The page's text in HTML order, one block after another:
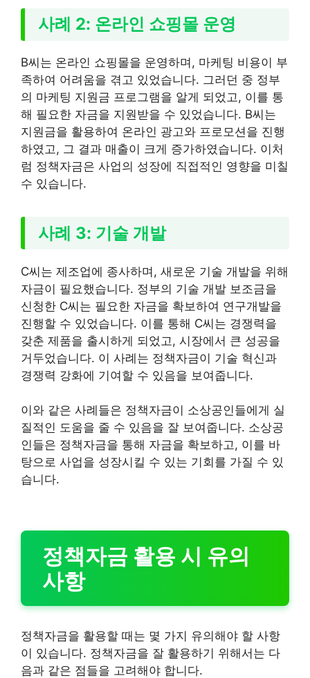
사례 2: 온라인 쇼핑몰 운영
B씨는 온라인 쇼핑몰을 운영하며, 마케팅 비용이 부
족하여 어려움을 겪고 있었습니다. 그러던 중 정부
의 마케팅 지원금 프로그램을 알게 되었고, 이를 통
해 필요한 자금을 지원받을 수 있었습니다. B씨는
지원금을 활용하여 온라인 광고와 프로모션을 진행
하였고, 그 결과 매출이 크게 증가하였습니다. 이처
럼 정책자금은 사업의 성장에 직접적인 영향을 미칠
수 있습니다.
사례 3: 기술 개발
C씨는 제조업에 종사하며, 새로운 기술 개발을 위해
자금이 필요했습니다. 정부의 기술 개발 보조금을
신청한 C씨는 필요한 자금을 확보하여 연구개발을
진행할 수 있었습니다. 이를 통해 C씨는 경쟁력을
갖춘 제품을 출시하게 되었고, 시장에서 큰 성공을
거두었습니다. 이 사례는 정책자금이 기술 혁신과
경쟁력 강화에 기여할 수 있음을 보여줍니다.
이와 같은 사례들은 정책자금이 소상공인들에게 실
질적인 도움을 줄 수 있음을 잘 보여줍니다. 소상공
인들은 정책자금을 통해 자금을 확보하고, 이를 바
탕으로 사업을 성장시킬 수 있는 기회를 가질 수 있
습니다.
정책자금 활용 시 유의
사항
정책자금을 활용할 때는 몇 가지 유의해야 할 사항
이 있습니다. 정책자금을 잘 활용하기 위해서는 다
음과 같은 점들을 고려해야 합니다.